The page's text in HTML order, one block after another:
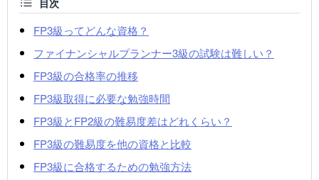
FP3級ってどんな資格？
ファイナンシャルプランナー3級の試験は難しい？
FP3級の合格率の推移
FP3級取得に必要な勉強時間
FP3級とFP2級の難易度差はどれくらい？
FP3級の難易度を他の資格と比較
FP3級に合格するための勉強方法